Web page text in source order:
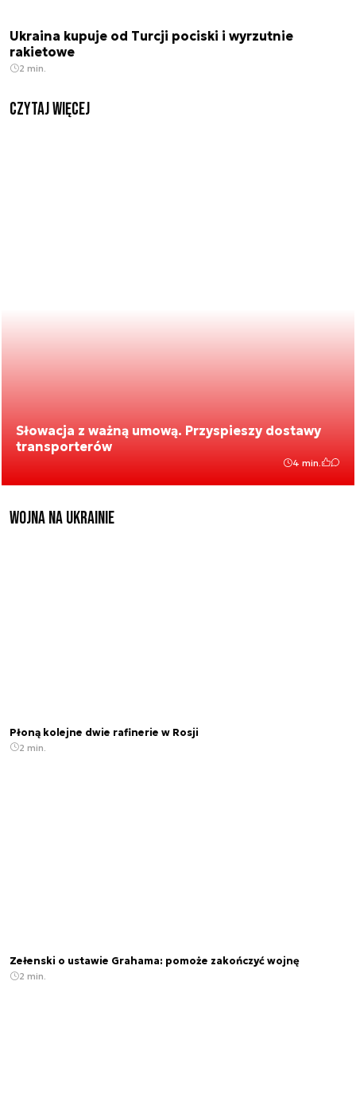
Ukraina kupuje od Turcji pociski i wyrzutnie
rakietowe
2 min.
czytaj więcej
Słowacja z ważną umową. Przyspieszy dostawy
transporterów
4 min.
Wojna na Ukrainie
Płoną kolejne dwie rafinerie w Rosji
2 min.
Zełenski o ustawie Grahama: pomoże zakończyć wojnę
2 min.